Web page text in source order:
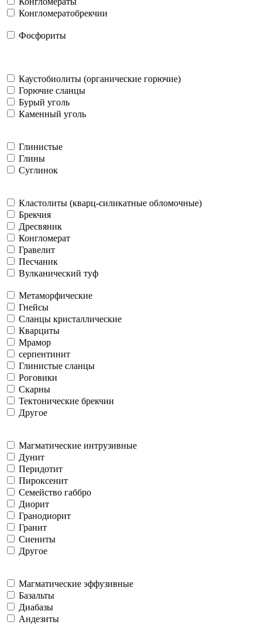
Конгломератобрекчии
Фосфориты
Каустобиолиты (органические горючие)
Горючие сланцы
Бурый уголь
Каменный уголь
Глинистые
Глины
Суглинок
Кластолиты (кварц-силикатные обломочные)
Брекчия
Дресвяник
Конгломерат
Гравелит
Песчаник
Вулканический туф
Метаморфические
Гнейсы
Сланцы кристаллические
Кварциты
Мрамор
серпентинит
Глинистые сланцы
Роговики
Скарны
Тектонические брекчии
Другое
Магматические интрузивные
Дунит
Перидотит
Пироксенит
Семейство габбро
Диорит
Гранодиорит
Гранит
Сиениты
Другое
Магматические эффузивные
Базальты
Диабазы
Андезиты